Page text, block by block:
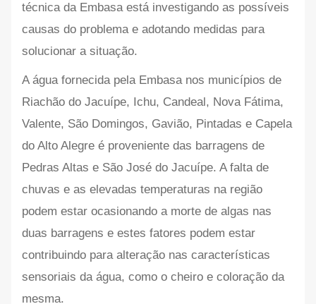
técnica da Embasa está investigando as possíveis
causas do problema e adotando medidas para
solucionar a situação.
A água fornecida pela Embasa nos municípios de
Riachão do Jacuípe, Ichu, Candeal, Nova Fátima,
Valente, São Domingos, Gavião, Pintadas e Capela
do Alto Alegre é proveniente das barragens de
Pedras Altas e São José do Jacuípe. A falta de
chuvas e as elevadas temperaturas na região
podem estar ocasionando a morte de algas nas
duas barragens e estes fatores podem estar
contribuindo para alteração nas características
sensoriais da água, como o cheiro e coloração da
mesma.